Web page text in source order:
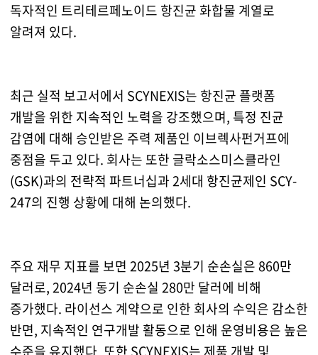
독자적인 트리테르페노이드 항진균 화합물 계열로
알려져 있다.
최근 실적 보고서에서 SCYNEXIS는 항진균 플랫폼
개발을 위한 지속적인 노력을 강조했으며, 특정 진균
감염에 대해 승인받은 주력 제품인 이브렉사펀거프에
중점을 두고 있다. 회사는 또한 글락소스미스클라인
(GSK)과의 전략적 파트너십과 2세대 항진균제인 SCY-
247의 진행 상황에 대해 논의했다.
주요 재무 지표를 보면 2025년 3분기 순손실은 860만
달러로, 2024년 동기 순손실 280만 달러에 비해
증가했다. 라이선스 계약으로 인한 회사의 수익은 감소한
반면, 지속적인 연구개발 활동으로 인해 운영비용은 높은